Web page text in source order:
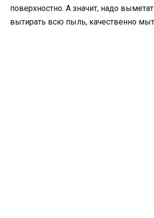
поверхностно. А значит, надо
вытирать всю пыль, качественно